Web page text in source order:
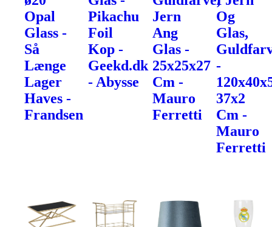
Opal
Glass -
Så
Længe
Lager
Haves -
Frandsen
Pikachu
Foil
Kop -
Geekd.dk
- Abysse
Jern
Ang
Glas -
25x25x27
Cm -
Mauro
Ferretti
Og
Glas,
-
37x2
Cm -
Mauro
Ferretti